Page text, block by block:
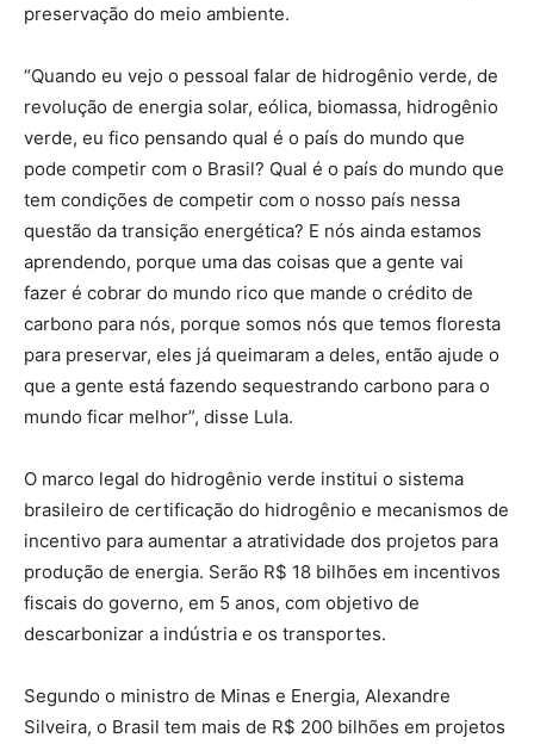
preservação do meio ambiente.
“Quando eu vejo o pessoal falar de hidrogênio verde, de
revolução de energia solar, eólica, biomassa, hidrogênio
verde, eu fico pensando qual é o país do mundo que
pode competir com o Brasil? Qual é o país do mundo que
tem condições de competir com o nosso país nessa
questão da transição energética? E nós ainda estamos
aprendendo, porque uma das coisas que a gente vai
fazer é cobrar do mundo rico que mande o crédito de
carbono para nós, porque somos nós que temos floresta
para preservar, eles já queimaram a deles, então ajude o
que a gente está fazendo sequestrando carbono para o
mundo ficar melhor”, disse Lula.
O marco legal do hidrogênio verde institui o sistema
brasileiro de certificação do hidrogênio e mecanismos de
incentivo para aumentar a atratividade dos projetos para
produção de energia. Serão R$ 18 bilhões em incentivos
fiscais do governo, em 5 anos, com objetivo de
descarbonizar a indústria e os transportes.
Segundo o ministro de Minas e Energia, Alexandre
Silveira, o Brasil tem mais de R$ 200 bilhões em projetos